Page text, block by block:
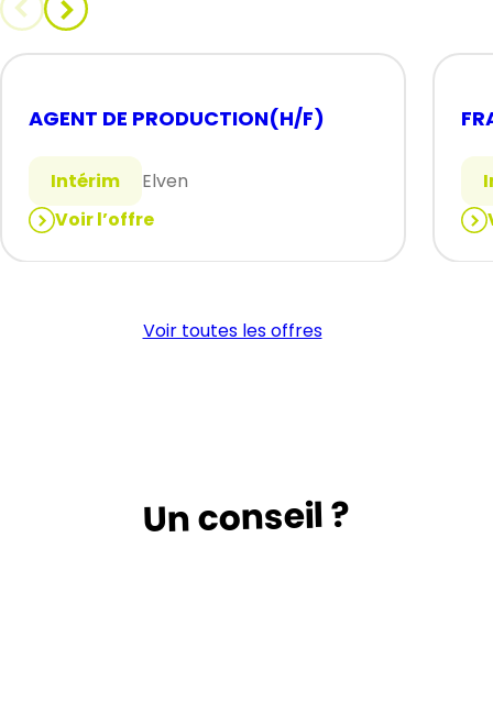
AGENT DE PRODUCTION(H/F)
Intérim
Elven
Voir l’offre
:
AGENT
:
Voir toutes les offres
Un conseil ?